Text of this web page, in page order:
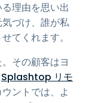
理由を思い出
づけ、誰が私
てくれます。
その顧客はヨ
Splashtop リモ
ントでは、よ